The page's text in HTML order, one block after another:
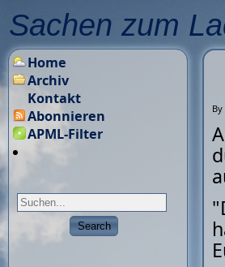
Sachen zum
By
Home
Archiv
Kontakt
Abonnieren
APML-Filter